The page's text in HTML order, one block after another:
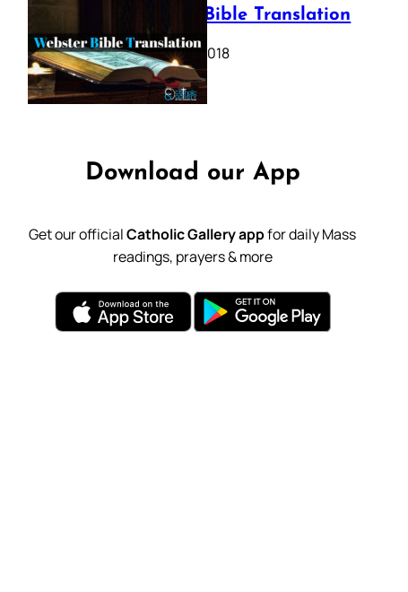
Webster Bible Translation
October 11, 2018
Download our App
Get our officialCatholic Gallery appfor daily Mass
readings, prayers & more